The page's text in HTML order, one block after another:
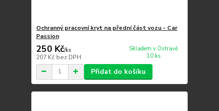
Ochranný pracovní kryt na přední část vozu - Car
Passion
250 Kč/ks
207 Kč bez DPH
Skladem v Ostravě
10 ks
Přidat do košíku